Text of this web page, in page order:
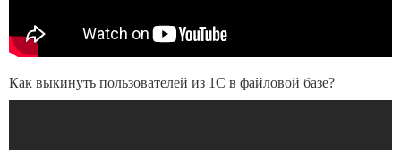
Как выкинуть пользователей из 1С в файловой базе?